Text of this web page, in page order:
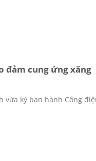
đảm cung ứng xăng
vừa ký ban hành Công